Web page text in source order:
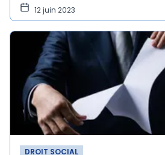
12 juin 2023
DROIT SOCIAL